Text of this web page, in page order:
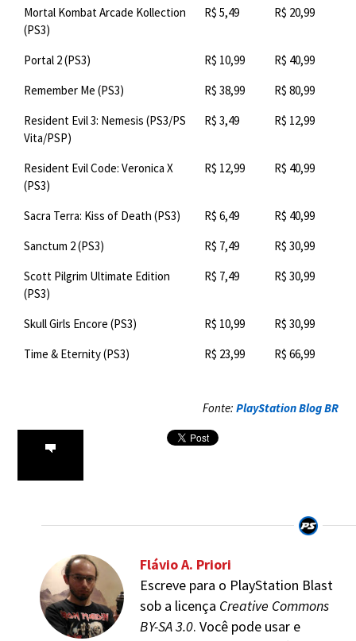
Mortal Kombat Arcade Kollection
(PS3)
R$ 5,49 R$ 20,99
Portal 2 (PS3) R$ 10,99
R$ 40,99
Remember Me (PS3)
R$ 38,99
R$ 80,99
Resident Evil 3: Nemesis (PS3/PS
Vita/PSP)
R$ 3,49 R$ 12,99
Resident Evil Code: Veronica X
(PS3)
R$ 12,99 R$ 40,99
Sacra Terra: Kiss of Death (PS3) R$ 6,49
R$ 40,99
Sanctum 2 (PS3)
R$ 7,49
R$ 30,99
Scott Pilgrim Ultimate Edition
(PS3)
R$ 7,49 R$ 30,99
Skull Girls Encore (PS3) R$ 10,99
R$ 30,99
Time & Eternity (PS3)
R$ 23,99 R$ 66,99
Fonte: PlayStation Blog BR
Flávio A. Priori
Escreve para o PlayStation Blast
sob a licença Creative Commons
BY-SA 3.0. Você pode usar e